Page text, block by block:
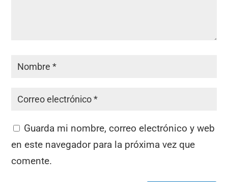
Guarda mi nombre, correo electrónico y web
en este navegador para la próxima vez que
comente.